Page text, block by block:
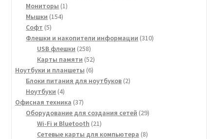
Мониторы 11
Мышки 154154
Софт 55
товаров
Флешки и накопители информации 310310
USB флешки 258258
товаров
Карты памяти 5252
товара
Ноутбуки и планшеты 66
товаров
Блоки питания для ноутбуков 22
Ноутбуки 44
товара
Офисная техника 3737
товаров
Оборудование для создания сетей 2929
Wi-Fi и Bluetooth 2121
товар
Сетевые карты для компьютера 88